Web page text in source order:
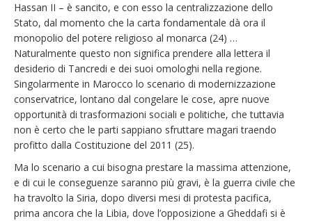
Hassan II – è sancito, e con esso la centralizzazione dello
Stato, dal momento che la carta fondamentale dà ora il
monopolio del potere religioso al monarca (24) …
Naturalmente questo non significa prendere alla lettera il
desiderio di Tancredi e dei suoi omologhi nella regione.
Singolarmente in Marocco lo scenario di modernizzazione
conservatrice, lontano dal congelare le cose, apre nuove
opportunità di trasformazioni sociali e politiche, che tuttavia
non è certo che le parti sappiano sfruttare magari traendo
profitto dalla Costituzione del 2011 (25).
Ma lo scenario a cui bisogna prestare la massima attenzione,
e di cui le conseguenze saranno più gravi, è la guerra civile che
ha travolto la Siria, dopo diversi mesi di protesta pacifica,
prima ancora che la Libia, dove l’opposizione a Gheddafi si è